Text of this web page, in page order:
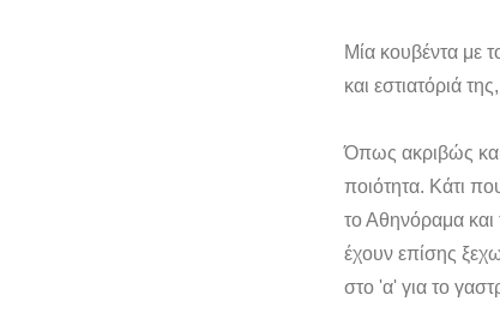
Μία κουβέντα με
και εστιατόριά
Όπως ακριβώς και
ποιότητα. Κάτι
το Αθηνόραμα
έχουν επίσης
στο 'α' για το